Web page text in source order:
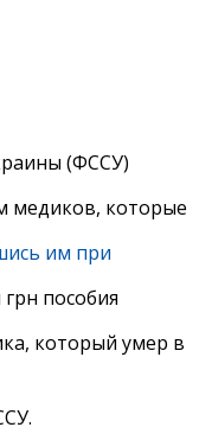
(ФССУ)
медиков, которые
им при
пособия
который умер в